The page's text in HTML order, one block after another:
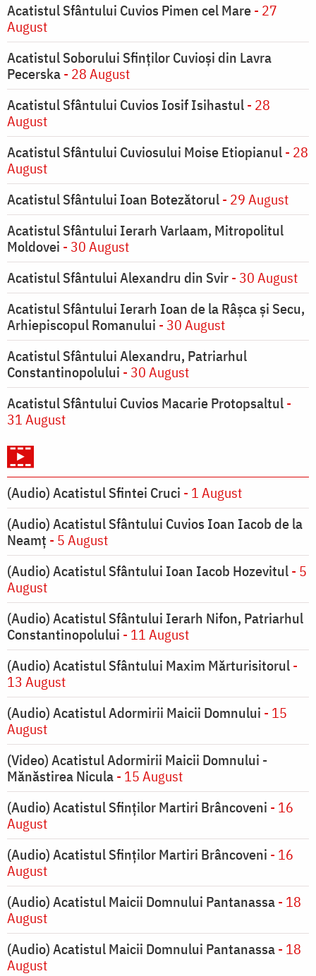
Acatistul Sfântului Cuvios Pimen cel Mare- 27
August
Acatistul Soborului Sfinților Cuvioși din Lavra
Pecerska- 28 August
Acatistul Sfântului Cuvios Iosif Isihastul- 28
August
Acatistul Sfântului Cuviosului Moise Etiopianul- 28
August
Acatistul Sfântului Ioan Botezătorul- 29 August
Acatistul Sfântului Ierarh Varlaam, Mitropolitul
Moldovei - 30 August
Acatistul Sfântului Alexandru din Svir- 30 August
Acatistul Sfântului Ierarh Ioan de la Râşca şi Secu,
Arhiepiscopul Romanului - 30 August
Acatistul Sfântului Alexandru, Patriarhul
Constantinopolului - 30 August
Acatistul Sfântului Cuvios Macarie Protopsaltul-
31 August
(Audio) Acatistul Sfintei Cruci - 1 August
(Audio) Acatistul Sfântului Cuvios Ioan Iacob de la
Neamț - 5 August
(Audio) Acatistul Sfântului Ioan Iacob Hozevitul- 5
August
(Audio) Acatistul Sfântului Ierarh Nifon, Patriarhul
Constantinopolului - 11 August
(Audio) Acatistul Sfântului Maxim Mărturisitorul-
13 August
(Audio) Acatistul Adormirii Maicii Domnului - 15
August
(Video) Acatistul Adormirii Maicii Domnului -
Mănăstirea Nicula- 15 August
(Audio) Acatistul Sfinților Martiri Brâncoveni - 16
August
(Audio) Acatistul Sfinților Martiri Brâncoveni - 16
August
(Audio) Acatistul Maicii Domnului Pantanassa- 18
August
(Audio) Acatistul Maicii Domnului Pantanassa- 18
August